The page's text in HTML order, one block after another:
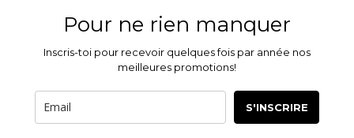
Pour ne rien manquer
Inscris-toi pour recevoir quelques fois par année nos
meilleures promotions!
S'INSCRIRE